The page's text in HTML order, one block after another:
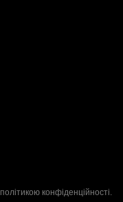
політикою конфіденційності.